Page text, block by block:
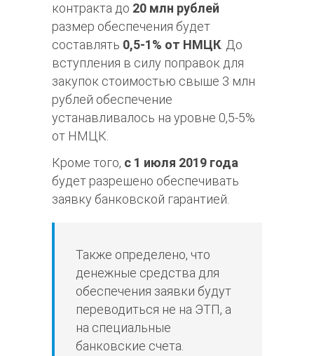
контракта до 20 млн рублей
размер обеспечения будет
составлять 0,5-1% от НМЦК. До
вступления в силу поправок для
закупок стоимостью свыше 3 млн
рублей обеспечение
устанавливалось на уровне 0,5-5%
от НМЦК.
Кроме того, с 1 июля 2019 года
будет разрешено обеспечивать
заявку банковской гарантией.
Также определено, что
денежные средства для
обеспечения заявки будут
переводиться не на ЭТП, а
на специальные
банковские счета.